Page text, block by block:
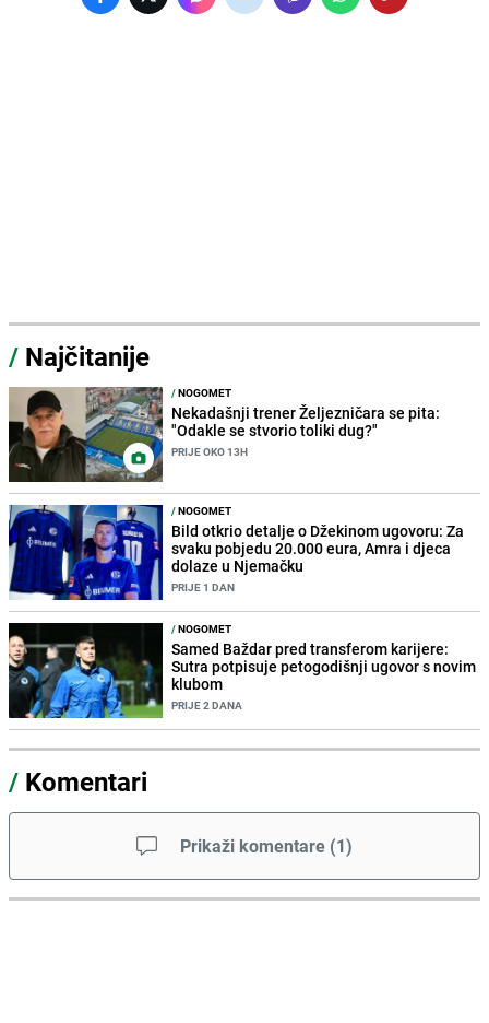
/ Najčitanije
/NOGOMET
Nekadašnji trener Željezničara se pita:
"Odakle se stvorio toliki dug?"
PRIJE OKO 13H
/NOGOMET
Bild otkrio detalje o Džekinom ugovoru: Za
svaku pobjedu 20.000 eura, Amra i djeca
dolaze u Njemačku
PRIJE 1 DAN
/NOGOMET
Samed Baždar pred transferom karijere:
Sutra potpisuje petogodišnji ugovor s novim
klubom
PRIJE 2 DANA
/ Komentari
Prikaži komentare (1)